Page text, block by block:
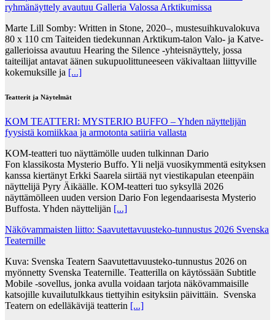
ryhmänäyttely avautuu Galleria Valossa Arktikumissa
Marte Lill Somby: Written in Stone, 2020–, mustesuihkuvalokuva
80 x 110 cm Taiteiden tiedekunnan Arktikum-talon Valo- ja Katve-
gallerioissa avautuu Hearing the Silence -yhteisnäyttely, jossa
taiteilijat antavat äänen sukupuolittuneeseen väkivaltaan liittyville
kokemuksille ja [...]
Teatterit ja Näytelmät
KOM TEATTERI: MYSTERIO BUFFO – Yhden näyttelijän
fyysistä komiikkaa ja armotonta satiiria vallasta
KOM-teatteri tuo näyttämölle uuden tulkinnan Dario
Fon klassikosta Mysterio Buffo. Yli neljä vuosikymmentä esityksen
kanssa kiertänyt Erkki Saarela siirtää nyt viestikapulan eteenpäin
näyttelijä Pyry Äikäälle. KOM-teatteri tuo syksyllä 2026
näyttämölleen uuden version Dario Fon legendaarisesta Mysterio
Buffosta. Yhden näyttelijän [...]
Näkövammaisten liitto: Saavutettavuusteko-tunnustus 2026 Svenska
Teaternille
Kuva: Svenska Teatern Saavutettavuusteko-tunnustus 2026 on
myönnetty Svenska Teaternille. Teatterilla on käytössään Subtitle
Mobile -sovellus, jonka avulla voidaan tarjota näkövammaisille
katsojille kuvailutulkkaus tiettyihin esityksiin päivittäin. Svenska
Teatern on edelläkävijä teatterin [...]